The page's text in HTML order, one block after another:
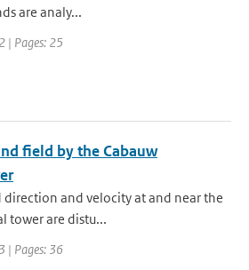
are analy...
| Pages: 25
field by the Cabauw
direction and velocity at and near the
tower are distu...
| Pages: 36